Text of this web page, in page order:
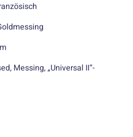
Messing, „Universal II“-